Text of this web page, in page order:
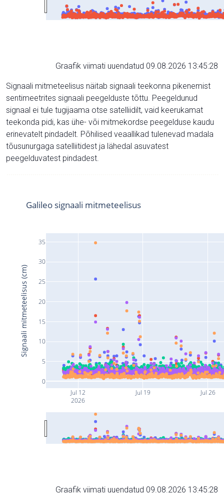
Graafik viimati uuendatud 09.08.2026 13:45:28
Signaali mitmeteelisus näitab signaali teekonna pikenemist
sentimeetrites signaali peegelduste tõttu. Peegeldunud
signaal ei tule tugijaama otse satelliidilt, vaid keerukamat
teekonda pidi, kas ühe- või mitmekordse peegelduse kaudu
erinevatelt pindadelt. Põhilised veaallikad tulenevad madala
tõusunurgaga satelliitidest ja lähedal asuvatest
peegelduvatest pindadest.
Jul 12
2026
Jul 19 Jul 26
0
5
10
15
20
25
30
35
Galileo signaali mitmeteelisus
Signaali mitmeteelisus (cm)
Graafik viimati uuendatud 09.08.2026 13:45:28